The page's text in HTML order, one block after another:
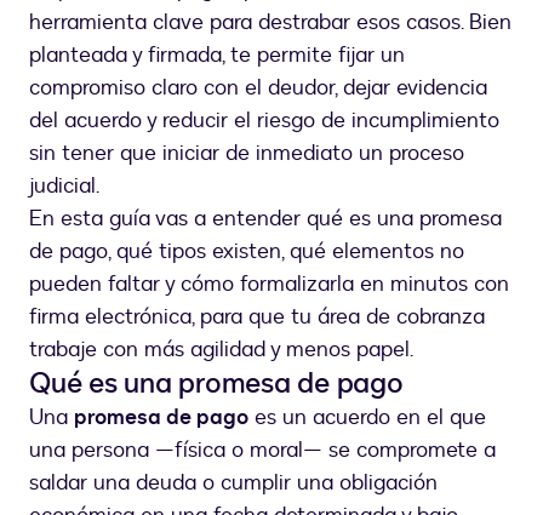
herramienta clave para destrabar esos casos. Bien
planteada y firmada, te permite fijar un
compromiso claro con el deudor, dejar evidencia
del acuerdo y reducir el riesgo de incumplimiento
sin tener que iniciar de inmediato un proceso
judicial.
En esta guía vas a entender qué es una promesa
de pago, qué tipos existen, qué elementos no
pueden faltar y cómo formalizarla en minutos con
firma electrónica, para que tu área de cobranza
trabaje con más agilidad y menos papel.
Qué es una promesa de pago
Una promesa de pago es un acuerdo en el que
una persona —física o moral— se compromete a
saldar una deuda o cumplir una obligación